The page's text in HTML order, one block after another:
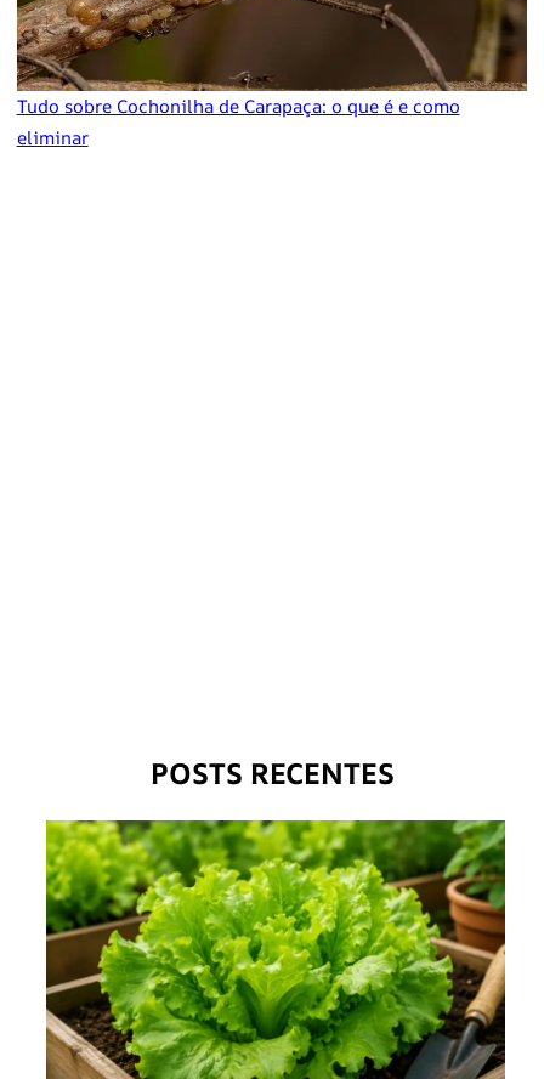
Tudo sobre Cochonilha de Carapaça: o que é e como
eliminar
POSTS RECENTES